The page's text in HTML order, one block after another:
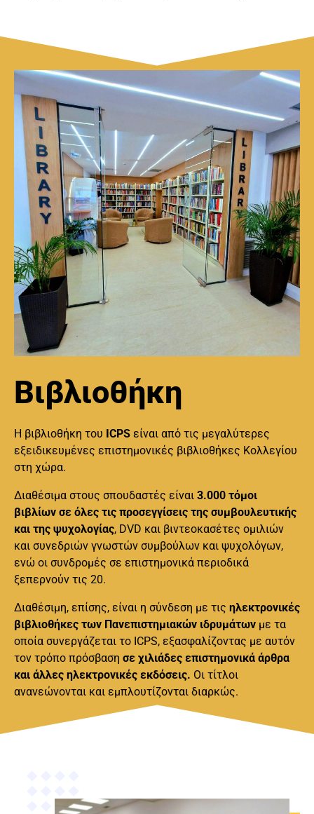
Βιβλιοθήκη
Η βιβλιοθήκη του ICPS είναι από τις μεγαλύτερες
εξειδικευμένες επιστημονικές βιβλιοθήκες Κολλεγίου
στη χώρα.
Διαθέσιμα στους σπουδαστές είναι 3.000 τόμοι
βιβλίων σε όλες τις προσεγγίσεις της συμβουλευτικής
και της ψυχολογίας, DVD και βιντεοκασέτες ομιλιών
και συνεδριών γνωστών συμβούλων και ψυχολόγων,
ενώ οι συνδρομές σε επιστημονικά περιοδικά
ξεπερνούν τις 20.
Διαθέσιμη, επίσης, είναι η σύνδεση με τις ηλεκτρονικές
βιβλιοθήκες των Πανεπιστημιακών ιδρυμάτων με τα
οποία συνεργάζεται το ICPS, εξασφαλίζοντας με αυτόν
τον τρόπο πρόσβαση σε χιλιάδες επιστημονικά άρθρα
και άλλες ηλεκτρονικές εκδόσεις. Οι τίτλοι
ανανεώνονται και εμπλουτίζονται διαρκώς.